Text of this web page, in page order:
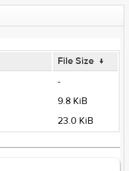
File Size ↓
-
9.8 KiB
23.0 KiB